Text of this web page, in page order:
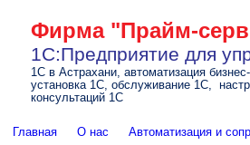
Фирма "Прайм-
1С:Предприятие для
1С в Астрахани, автоматизация
установка 1С, обслуживание 1С,
консультаций 1С
Главная О нас Автоматизация и